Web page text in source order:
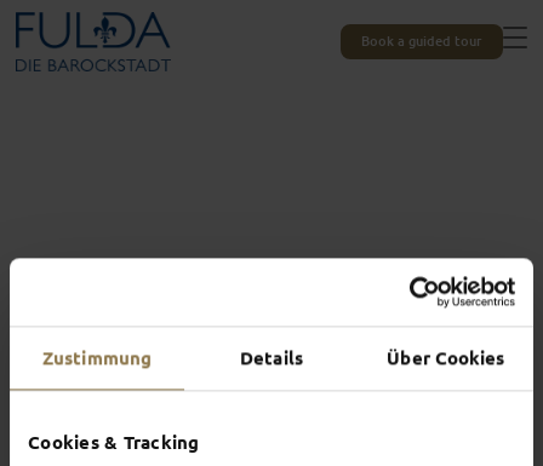
Zustimmung Details Über Cookies
Cookies & Tracking
Book a guided tour